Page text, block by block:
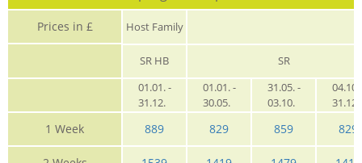
Prices in £ Host Family
SR HB
SR
01.01. -
31.12.
01.01. -
30.05.
31.05. -
03.10.
04.10.
1 Week 889 829 859 829